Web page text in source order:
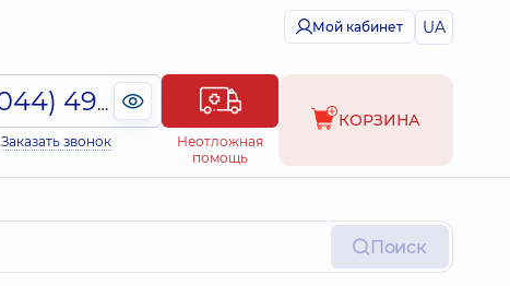
Мой кабинет UA
(044) 495-2-888
Заказать звонок
Неотложная
помощь
КОРЗИНА
Поиск